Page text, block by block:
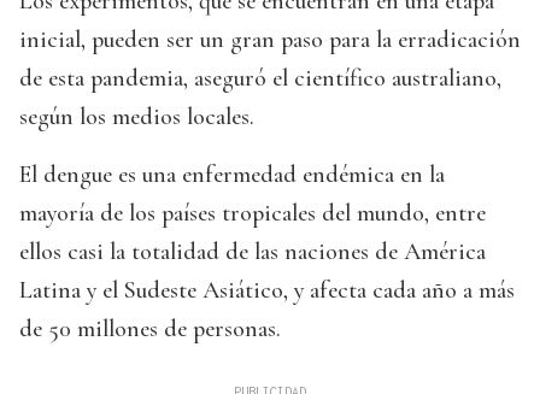
inicial, pueden ser un gran paso para la erradicación
de esta pandemia, aseguró el científico australiano,
según los medios locales.
El dengue es una enfermedad endémica en la
mayoría de los países tropicales del mundo, entre
ellos casi la totalidad de las naciones de América
Latina y el Sudeste Asiático, y afecta cada año a más
de 50 millones de personas.